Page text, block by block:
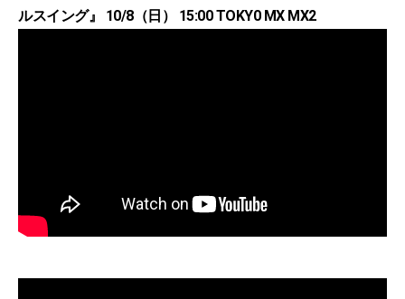
ルスイング』 10/8（日） 15:00 TOKY0 MX MX2